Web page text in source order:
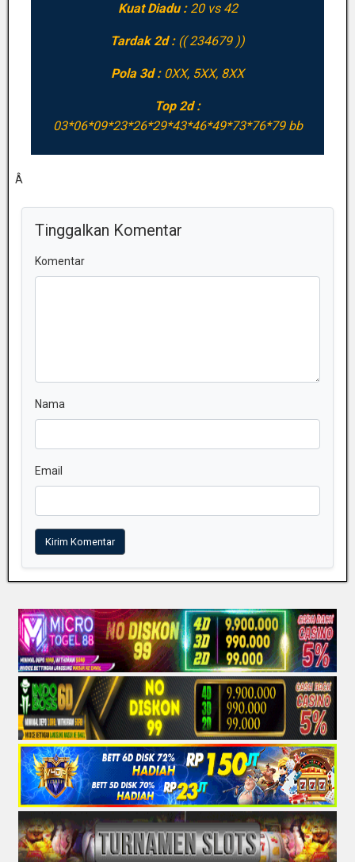
Kuat Diadu : 20 vs 42
Tardak 2d : (( 234679 ))
Pola 3d : 0XX, 5XX, 8XX
Top 2d :
03*06*09*23*26*29*43*46*49*73*76*79 bb
Â
Tinggalkan Komentar
Komentar
Nama
Email
Kirim Komentar